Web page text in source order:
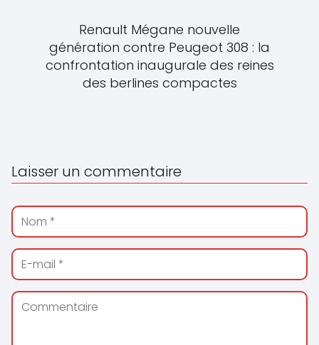
Renault Mégane nouvelle
génération contre Peugeot 308 : la
confrontation inaugurale des reines
des berlines compactes
Laisser un commentaire